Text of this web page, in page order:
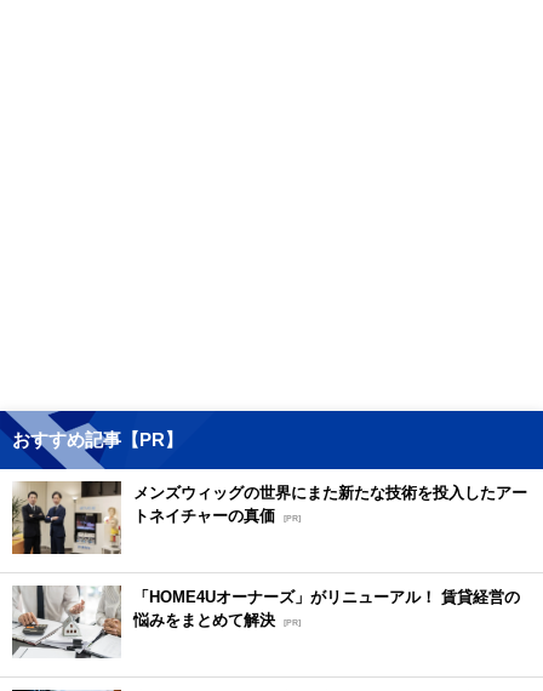
おすすめ記事【PR】
メンズウィッグの世界にまた新たな技術を投入したアー
トネイチャーの真価 [PR]
「HOME4Uオーナーズ」がリニューアル！ 賃貸経営の
悩みをまとめて解決 [PR]